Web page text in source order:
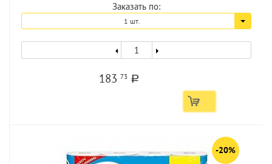
Заказать по:
1 шт.
18373 a
-20%